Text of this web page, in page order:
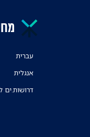
עברית
אנגלית
דרושות.ים